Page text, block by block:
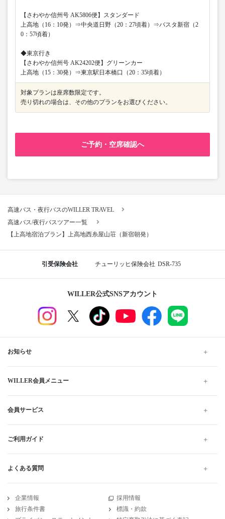
【さわやか信州号 AK5806便】スタンダード
上高地（16：10発）⇒中央道日野（20：27頃着）⇒バスタ新宿（2
0：57頃着）
◆東京行き
【さわやか信州号 AK24202便】グリーンカー
上高地（15：30発）⇒東京駅日本橋口（20：35頃着）
対象プランは座席数限定です。
売り切れの場合は、その他のプランをお選びください。
ご予約・空席確認へ
高速バス・夜行バスのWILLER TRAVEL
高速バス/夜行バスツアー一覧
【上高地宿泊プラン】上高地西糸屋山荘（新宿朝発）
引受保険会社 チューリッヒ保険会社 DSR-735
WILLER公式SNSアカウント
お知らせ
WILLER会員メニュー
会員サービス
ご利用ガイド
よくある質問
企業情報
採用情報
旅行条件書
標識・約款